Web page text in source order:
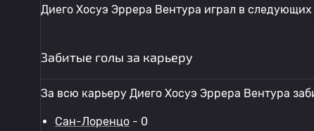
Диего Хосуэ Эррера Вентура играл в следующих
Забитые голы за карьеру
За всю карьеру Диего Хосуэ Эррера Вентура
Сан-Лоренцо - 0